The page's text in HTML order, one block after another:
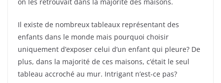
on les retrouvait dans la majorité des maisons.
Il existe de nombreux tableaux représentant des
enfants dans le monde mais pourquoi choisir
uniquement d’exposer celui d’un enfant qui pleure? De
plus, dans la majorité de ces maisons, c’était le seul
tableau accroché au mur. Intrigant n’est-ce pas?